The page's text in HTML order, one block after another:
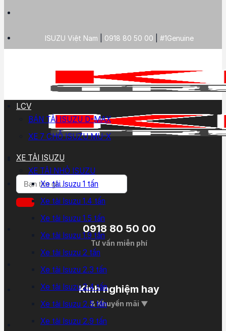
ISUZU Việt Nam 0918 80 50 00 #1Genuine
Tìm
kiếm:
0918 80 50 00
Tư vấn miễn phí
Kinh nghiệm hay
& Khuyến mãi ▼
LCV
BÁN TẢI ISUZU D-MAX
XE 7 CHỖ ISUZU MU-X
XE TẢI ISUZU
XE TẢI NHỎ ISUZU
Xe tải Isuzu 1 tấn
Xe tải Isuzu 1.4 tấn
Xe tải Isuzu 1.5 tấn
Xe tải Isuzu 1.9 tấn
Xe tải Isuzu 2 tấn
Xe tải Isuzu 2.3 tấn
Xe tải Isuzu 2.4 tấn
Xe tải Isuzu 2.5 tấn
Xe tải Isuzu 2.9 tấn